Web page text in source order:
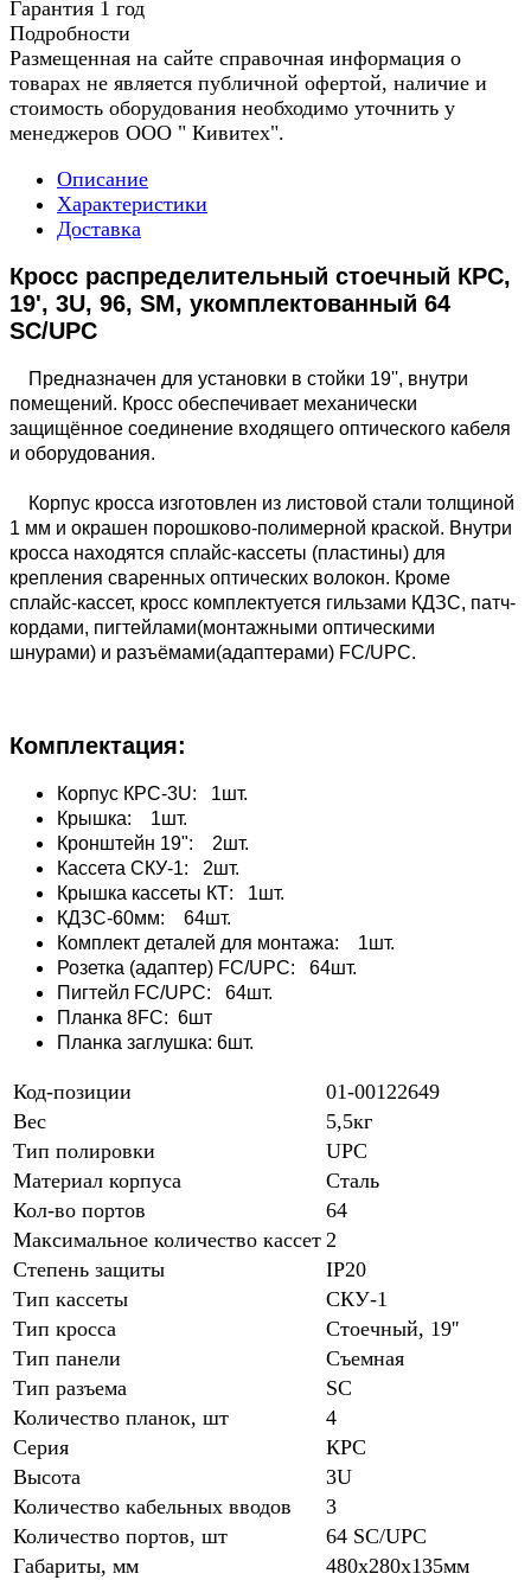
Гарантия 1 год
Подробности
Размещенная на сайте справочная информация о
товарах не является публичной офертой, наличие и
стоимость оборудования необходимо уточнить у
менеджеров ООО " Кивитех".
Описание
Характеристики
Доставка
Кросс распределительный стоечный КРС,
19', 3U, 96, SM, укомплектованный 64
SC/UPC
Предназначен для установки в стойки 19'', внутри
помещений. Кросс обеспечивает механически
защищённое соединение входящего оптического кабеля
и оборудования.
Корпус кросса изготовлен из листовой стали толщиной
1 мм и окрашен порошково-полимерной краской. Внутри
кросса находятся сплайс-кассеты (пластины) для
крепления сваренных оптических волокон. Кроме
сплайс-кассет, кросс комплектуется гильзами КДЗС, патч-
кордами, пигтейлами(монтажными оптическими
шнурами) и разъёмами(адаптерами) FC/UPC.
Комплектация:
Корпус КРС-3U: 1шт.
Крышка: 1шт.
Кронштейн 19": 2шт.
Кассета СКУ-1: 2шт.
Крышка кассеты КТ: 1шт.
КДЗС-60мм: 64шт.
Комплект деталей для монтажа: 1шт.
Розетка (адаптер) FC/UPC: 64шт.
Пигтейл FC/UPC: 64шт.
Планка 8FC: 6шт
Планка заглушка: 6шт.
Код-позиции
01-00122649
Вес
5,5кг
Тип полировки
UPC
Материал корпуса
Сталь
Кол-во портов
64
Максимальное количество кассет 2
Степень защиты
IP20
Тип кассеты
СКУ-1
Тип кросса
Стоечный, 19''
Тип панели
Съемная
Тип разъема
SC
Количество планок, шт
4
Серия
КРС
Высота
3U
Количество кабельных вводов
3
Количество портов, шт
64 SC/UPC
Габариты, мм
480х280х135мм